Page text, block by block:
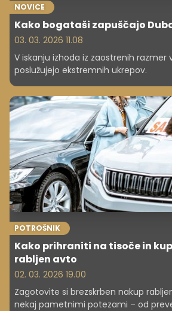
NOVICE
Kako bogataši zapuščajo
03. 03. 2026 11.08
V iskanju izhoda iz zaostrenih razmer
poslužujejo ekstremnih ukrepov.
POTROŠNIK
Kako prihraniti na tisoče in
rabljen avto
02. 03. 2026 19.00
Zagotovite si brezskrben nakup
nekaj pametnimi potezami – od